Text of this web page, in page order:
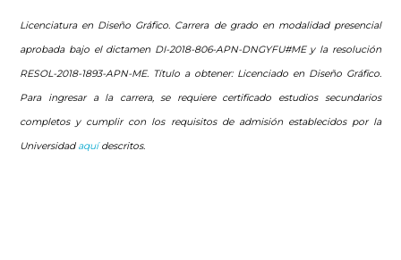
Licenciatura en Diseño Gráfico. Carrera de grado en modalidad presencial
aprobada bajo el dictamen DI-2018-806-APN-DNGYFU#ME y la resolución
RESOL-2018-1893-APN-ME. Título a obtener: Licenciado en Diseño Gráfico.
Para ingresar a la carrera, se requiere certificado estudios secundarios
completos y cumplir con los requisitos de admisión establecidos por la
Universidad aquídescritos.